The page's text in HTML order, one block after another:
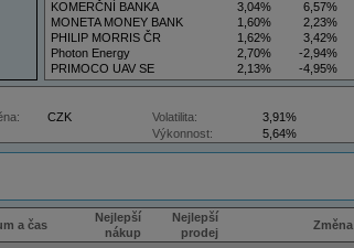
KOMERČNÍ BANKA
3,04%
6,57%
MONETA MONEY BANK
1,60%
2,23%
PHILIP MORRIS ČR
1,62%
3,42%
Photon Energy
2,70%
-2,94%
PRIMOCO UAV SE
2,13%
-4,95%
VIG
4,09%
11,61%
CZK Volatilita:
3,91%
Výkonnost:
5,64%
a čas
Nejlepší
nákup
Nejlepší
prodej
Změna